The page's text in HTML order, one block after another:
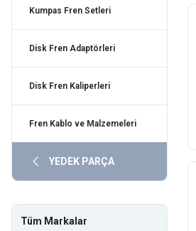
Rectus
Shimano
Würth
Kumpas Fren Setleri
Disk Fren Adaptörleri
Disk Fren Kaliperleri
Fren Kablo ve Malzemeleri
YEDEK PARÇA
Tüm Markalar